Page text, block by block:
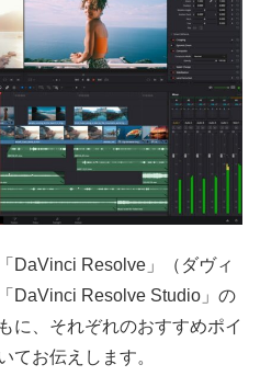
DaVinci Resolve」（ダヴィ
DaVinci Resolve Studio」の
に、それぞれのおすすめポイ
てお伝えします。